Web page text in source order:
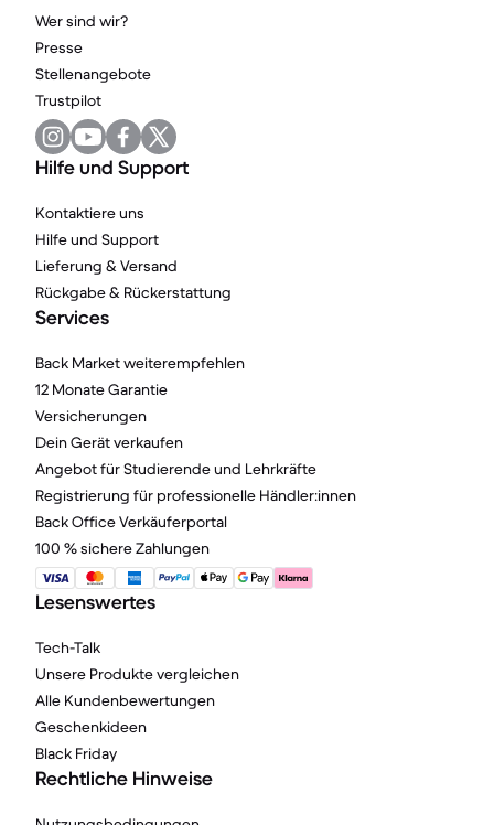
Wer sind wir?
Presse
Stellenangebote
Trustpilot
Hilfe und Support
Kontaktiere uns
Hilfe und Support
Lieferung & Versand
Rückgabe & Rückerstattung
Services
Back Market weiterempfehlen
12 Monate Garantie
Versicherungen
Dein Gerät verkaufen
Angebot für Studierende und Lehrkräfte
Registrierung für professionelle Händler:innen
Back Office Verkäuferportal
100 % sichere Zahlungen
Lesenswertes
Tech-Talk
Unsere Produkte vergleichen
Alle Kundenbewertungen
Geschenkideen
Black Friday
Rechtliche Hinweise